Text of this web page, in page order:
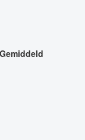
Gemiddeld